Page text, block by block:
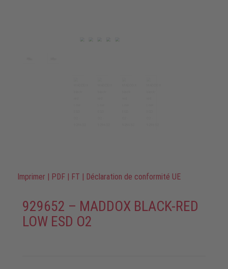
Imprimer | PDF | FT | Déclaration de conformité UE
929652 – MADDOX BLACK-RED
LOW ESD O2